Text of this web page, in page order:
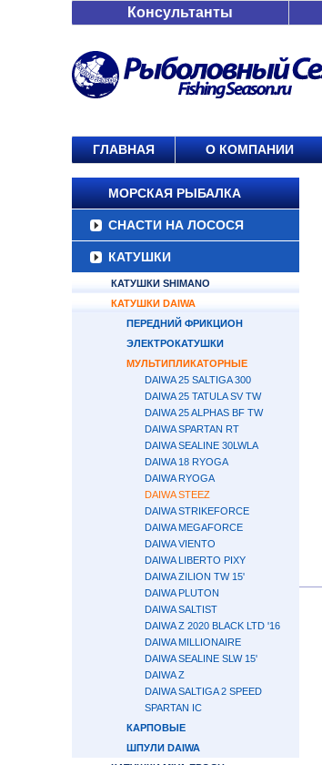
Консультанты
ГЛАВНАЯ О КОМПАНИИ
МОРСКАЯ РЫБАЛКА
СНАСТИ НА ЛОСОСЯ
КАТУШКИ
КАТУШКИ SHIMANO
КАТУШКИ DAIWA
ПЕРЕДНИЙ ФРИКЦИОН
ЭЛЕКТРОКАТУШКИ
МУЛЬТИПЛИКАТОРНЫЕ
DAIWA 25 SALTIGA 300
DAIWA 25 TATULA SV TW
DAIWA 25 ALPHAS BF TW
DAIWA SPARTAN RT
DAIWA SEALINE 30LWLA
DAIWA 18 RYOGA
DAIWA RYOGA
DAIWA STEEZ
DAIWA STRIKEFORCE
DAIWA MEGAFORCE
DAIWA VIENTO
DAIWA LIBERTO PIXY
DAIWA ZILION TW 15'
DAIWA PLUTON
DAIWA SALTIST
DAIWA Z 2020 BLACK LTD '16
DAIWA MILLIONAIRE
DAIWA SEALINE SLW 15'
DAIWA Z
DAIWA SALTIGA 2 SPEED
SPARTAN IC
КАРПОВЫЕ
ШПУЛИ DAIWA